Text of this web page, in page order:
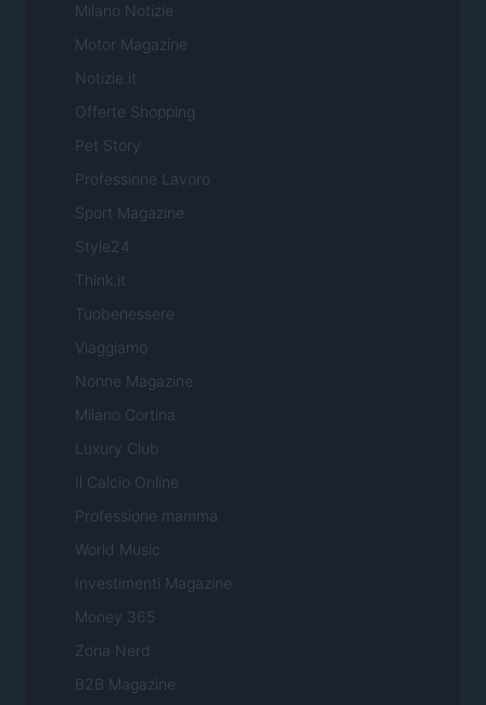
Milano Notizie
Motor Magazine
Notizie.it
Offerte Shopping
Pet Story
Professione Lavoro
Sport Magazine
Style24
Think.it
Tuobenessere
Viaggiamo
Nonne Magazine
Milano Cortina
Luxury Club
Il Calcio Online
Professione mamma
World Music
Investimenti Magazine
Money 365
Zona Nerd
B2B Magazine